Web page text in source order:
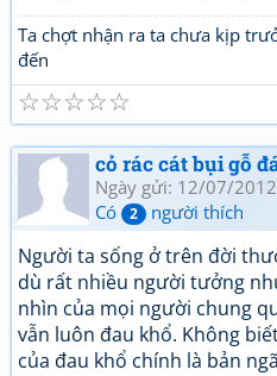
Ta chợt nhận ra ta chưa kịp
đến
☆
☆
☆
☆
☆
cỏ rác cát bụi gỗ
Ngày gửi: 12/07/
Có
2 người thích
Người ta sống ở trên đời
dù rất nhiều người tưởng
nhìn của mọi người chung
vẫn luôn đau khổ. Không
của đau khổ chính là bản